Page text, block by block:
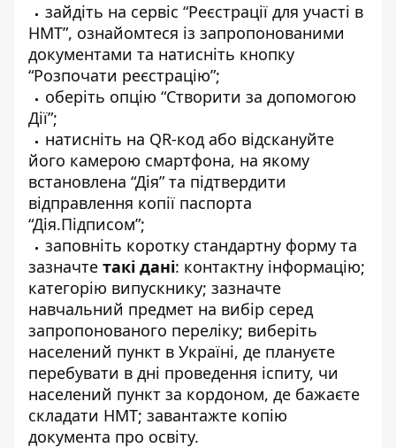
зайдіть на сервіс “Реєстрації для участі в
НМТ”, ознайомтеся із запропонованими
документами та натисніть кнопку
“Розпочати реєстрацію”;
оберіть опцію “Створити за допомогою
Дії”;
натисніть на QR-код або відскануйте
його камерою смартфона, на якому
встановлена “Дія” та підтвердити
відправлення копії паспорта
“Дія.Підписом”;
заповніть коротку стандартну форму та
зазначте такі дані: контактну інформацію;
категорію випускнику; зазначте
навчальний предмет на вибір серед
запропонованого переліку; виберіть
населений пункт в Україні, де плануєте
перебувати в дні проведення іспиту, чи
населений пункт за кордоном, де бажаєте
складати НМТ; завантажте копію
документа про освіту.